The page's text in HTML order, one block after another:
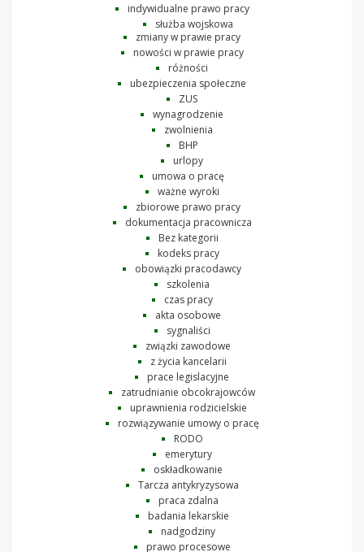
indywidualne prawo pracy
służba wojskowa
zmiany w prawie pracy
nowości w prawie pracy
różności
ubezpieczenia społeczne
ZUS
wynagrodzenie
zwolnienia
BHP
urlopy
umowa o pracę
ważne wyroki
zbiorowe prawo pracy
dokumentacja pracownicza
Bez kategorii
kodeks pracy
obowiązki pracodawcy
szkolenia
czas pracy
akta osobowe
sygnaliści
związki zawodowe
z życia kancelarii
prace legislacyjne
zatrudnianie obcokrajowców
uprawnienia rodzicielskie
rozwiązywanie umowy o pracę
RODO
emerytury
oskładkowanie
Tarcza antykryzysowa
praca zdalna
badania lekarskie
nadgodziny
prawo procesowe